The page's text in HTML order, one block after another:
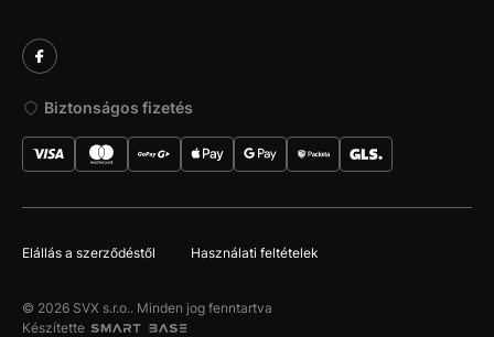
Biztonságos fizetés
© 2026 SVX s.r.o.. Minden jog fenntartva
Készítette
Elállás a szerződéstől Használati feltételek